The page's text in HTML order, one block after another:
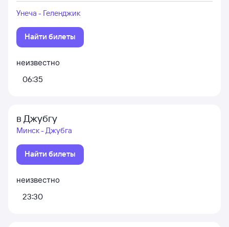
Унеча - Геленджик
Найти билеты
неизвестно
06:35
в Джубгу
Минск - Джубга
Найти билеты
неизвестно
23:30